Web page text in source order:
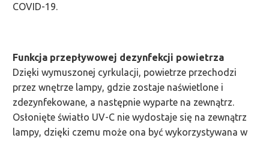
COVID-19.
Funkcja przepływowej dezynfekcji powietrza
Dzięki wymuszonej cyrkulacji, powietrze przechodzi
przez wnętrze lampy, gdzie zostaje naświetlone i
zdezynfekowane, a następnie wyparte na zewnątrz.
Osłonięte światło UV-C nie wydostaje się na zewnątrz
lampy, dzięki czemu może ona być wykorzystywana w